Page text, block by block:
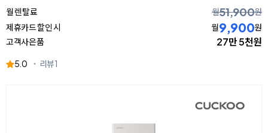
월 렌탈료 월51,900원
제휴카드 할인 시
월9,900원
고객사은품
27만 5천원
5.0 리뷰1